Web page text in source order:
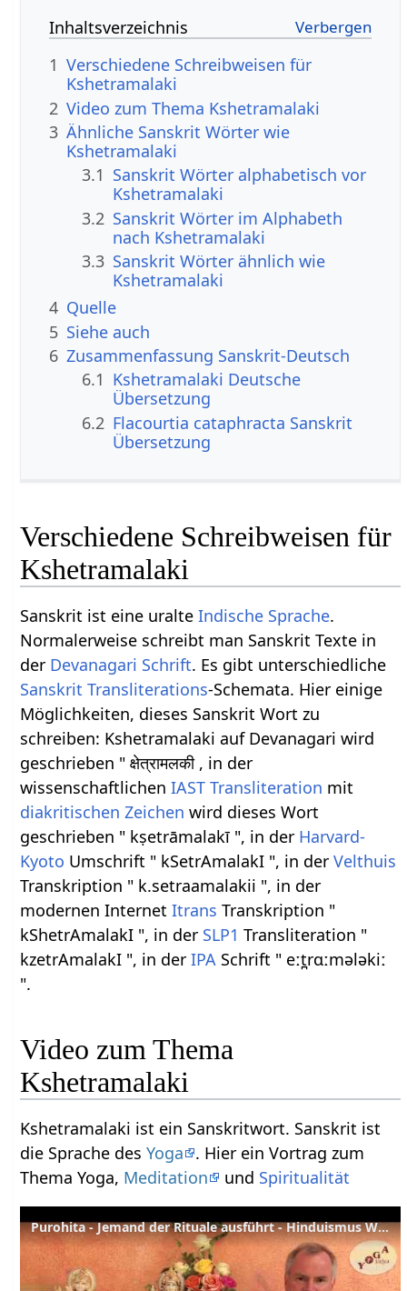
Inhaltsverzeichnis
1 Verschiedene Schreibweisen für
Kshetramalaki
2 Video zum Thema Kshetramalaki
3 Ähnliche Sanskrit Wörter wie
Kshetramalaki
3.1 Sanskrit Wörter alphabetisch vor
Kshetramalaki
3.2 Sanskrit Wörter im Alphabeth
nach Kshetramalaki
3.3 Sanskrit Wörter ähnlich wie
Kshetramalaki
4 Quelle
5 Siehe auch
6 Zusammenfassung Sanskrit-Deutsch
6.1 Kshetramalaki Deutsche
Übersetzung
6.2 Flacourtia cataphracta Sanskrit
Übersetzung
Verschiedene Schreibweisen für
Kshetramalaki
Sanskrit ist eine uralteIndische Sprache.
Normalerweise schreibt man Sanskrit Texte in
der Devanagari Schrift. Es gibt unterschiedliche
Sanskrit Transliterations-Schemata. Hier einige
Möglichkeiten, dieses Sanskrit Wort zu
schreiben: Kshetramalaki auf Devanagari wird
geschrieben " क्षेत्रामलकी , in der
wissenschaftlichenIAST Transliteration mit
diakritischen Zeichen wird dieses Wort
geschrieben " kṣetrāmalakī ", in der Harvard-
Kyoto Umschrift " kSetrAmalakI ", in derVelthuis
Transkription " k.setraamalakii ", in der
modernen InternetItrans Transkription "
kShetrAmalakI ", in der SLP1 Transliteration "
kzetrAmalakI ", in derIPA Schrift " eːt̪rɑːmələkiː
".
Video zum Thema
Kshetramalaki
Kshetramalaki ist ein Sanskritwort. Sanskrit ist
die Sprache desYoga
. Hier ein Vortrag zum
Thema Yoga, Meditation und Spiritualität
Purohita - Jemand der Rituale ausführt - Hinduismus Wörterbuch